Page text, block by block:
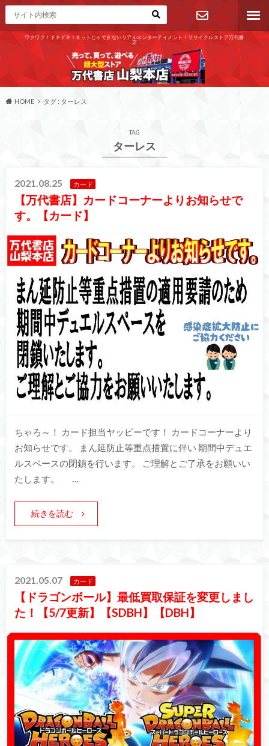
ワクワク！ドキドキ！ネットじゃできないリアルエンターテイメント！リサイクルストア万代書
店
お問い合わ
せ
HOME タグ : ターレス
TAG
ターレス
2021.08.25 カード
【万代書店】カードコーナーよりお知らせで
す。【カード】
ちゃろ～！ カード担当ヤッピーです！ カードコーナーより
お知らせです。 まん延防止等重点措置に伴い 期間中デュエ
ルスペースの閉鎖を行います。 ご理解とご了承をお願いい
たします。 …
続きを読む
2021.05.07 カード
【ドラゴンボール】最低買取保証を変更しまし
た！【5/7更新】【SDBH】【DBH】